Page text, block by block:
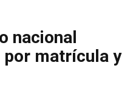
nacional
matrícula y